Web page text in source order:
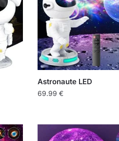
Astronaute LED
69.99€